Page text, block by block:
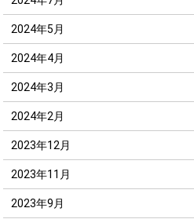
2024年5月
2024年4月
2024年3月
2024年2月
2023年12月
2023年11月
2023年9月